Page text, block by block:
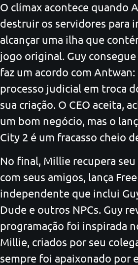
O clímax acontece quando
destruir os servidores para
alcançar uma ilha que
jogo original. Guy
faz um acordo com Antwan:
processo judicial em troca
sua criação. O CEO aceita,
um bom negócio, mas o
City 2 é um fracasso cheio
No final, Millie recupera
com seus amigos, lança
independente que inclui
Dude e outros NPCs. Guy
programação foi inspirada
Millie, criados por seu
sempre foi apaixonado por